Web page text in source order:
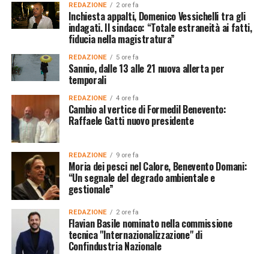
REDAZIONE 2 ore fa
Inchiesta appalti, Domenico Vessichelli tra gli
indagati. Il sindaco: “Totale estraneità ai fatti,
fiducia nella magistratura”
REDAZIONE 5 ore fa
Sannio, dalle 13 alle 21 nuova allerta per
temporali
REDAZIONE 4 ore fa
Cambio al vertice di Formedil Benevento:
Raffaele Gatti nuovo presidente
REDAZIONE 9 ore fa
Moria dei pesci nel Calore, Benevento Domani:
“Un segnale del degrado ambientale e
gestionale”
REDAZIONE 2 ore fa
Flavian Basile nominato nella commissione
tecnica "Internazionalizzazione" di
Confindustria Nazionale